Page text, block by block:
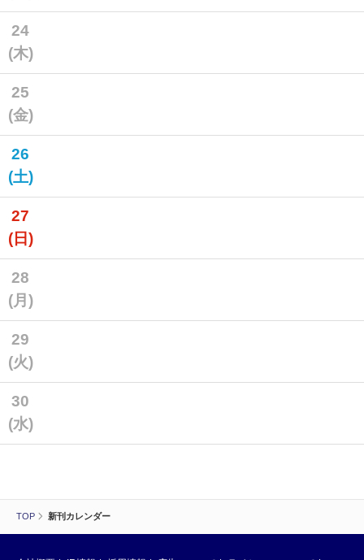
TOP 新刊カレンダー
24
(木)
25
(金)
26
(土)
27
(日)
28
(月)
29
(火)
30
(水)